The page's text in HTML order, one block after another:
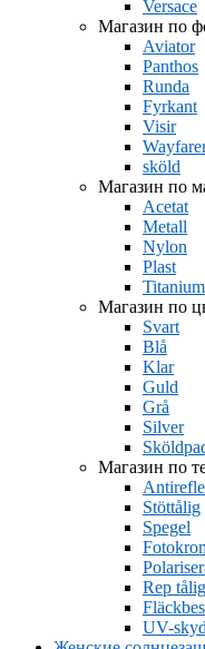
Versace
Магазин по
Aviator
Panthos
Runda
Fyrkant
Visir
sköld
Магазин по
Acetat
Metall
Nylon
Plast
Titanium
Магазин по
Svart
Blå
Klar
Guld
Grå
Silver
Магазин по
Stöttålig
Spegel
Rep tålig
UV-